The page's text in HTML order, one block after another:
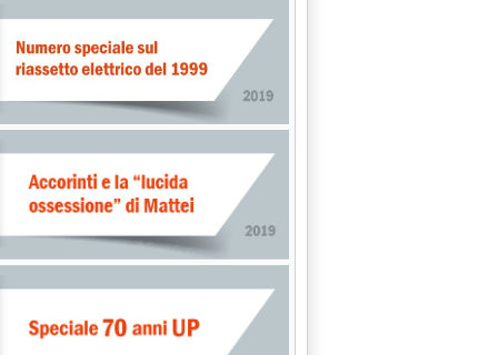
FINALIZZATA'
0.0.
SU PRIORITA' RICERCA PRESENTI BERSANI, TATO' E